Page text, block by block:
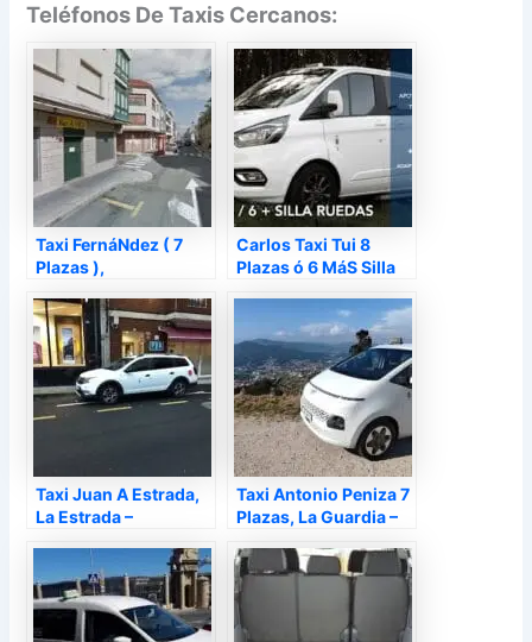
Teléfonos De Taxis Cercanos:
Taxi FernáNdez ( 7
Plazas ),
Pontevedra
Carlos Taxi Tui 8
Plazas ó 6 MáS Silla
Taxi Juan A Estrada,
La Estrada –
Taxi Antonio Peniza 7
Plazas, La Guardia –